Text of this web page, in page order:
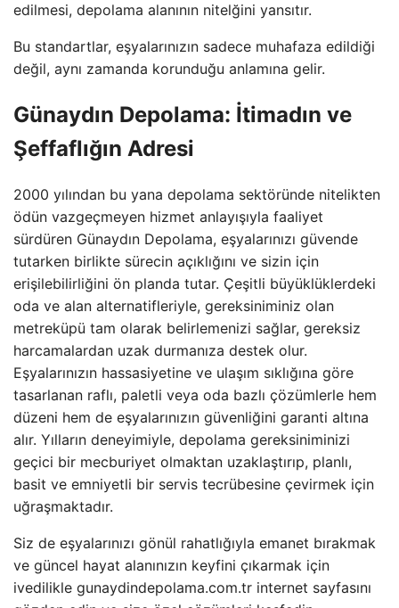
edilmesi, depolama alanının nitelğini yansıtır.
Bu standartlar, eşyalarınızın sadece muhafaza edildiği
değil, aynı zamanda korunduğu anlamına gelir.
Günaydın Depolama: İtimadın ve
Şeffaflığın Adresi
2000 yılından bu yana depolama sektöründe nitelikten
ödün vazgeçmeyen hizmet anlayışıyla faaliyet
sürdüren Günaydın Depolama, eşyalarınızı güvende
tutarken birlikte sürecin açıklığını ve sizin için
erişilebilirliğini ön planda tutar. Çeşitli büyüklüklerdeki
oda ve alan alternatifleriyle, gereksiniminiz olan
metreküpü tam olarak belirlemenizi sağlar, gereksiz
harcamalardan uzak durmanıza destek olur.
Eşyalarınızın hassasiyetine ve ulaşım sıklığına göre
tasarlanan raflı, paletli veya oda bazlı çözümlerle hem
düzeni hem de eşyalarınızın güvenliğini garanti altına
alır. Yılların deneyimiyle, depolama gereksiniminizi
geçici bir mecburiyet olmaktan uzaklaştırıp, planlı,
basit ve emniyetli bir servis tecrübesine çevirmek için
uğraşmaktadır.
Siz de eşyalarınızı gönül rahatlığıyla emanet bırakmak
ve güncel hayat alanınızın keyfini çıkarmak için
ivedilikle gunaydindepolama.com.tr internet sayfasını